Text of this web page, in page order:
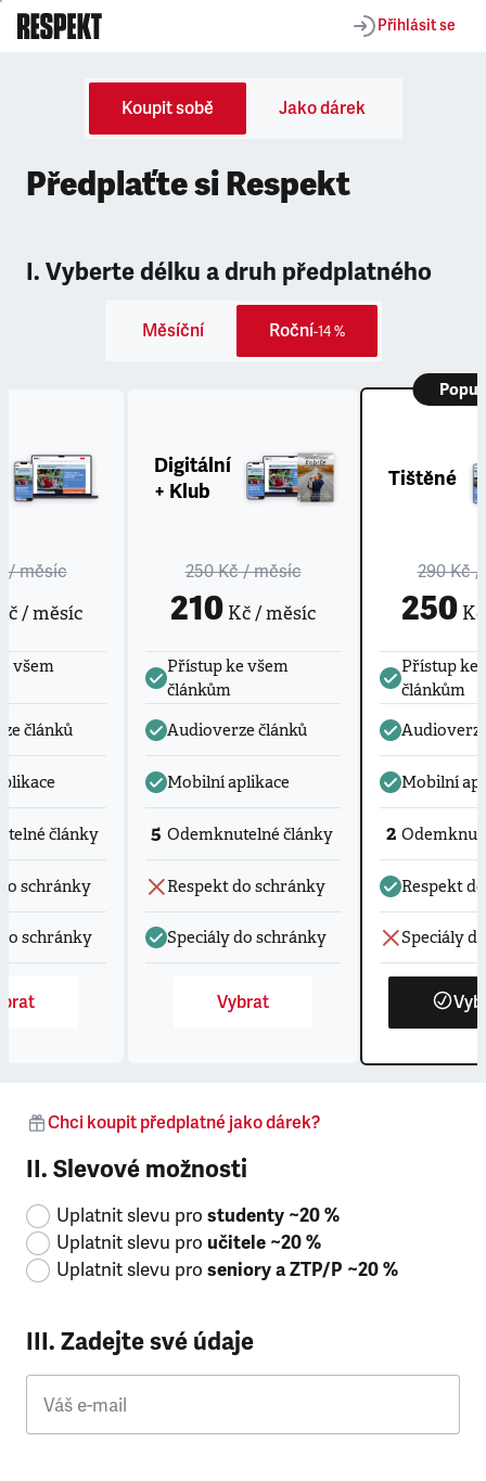
Přihlásit se
Koupit sobě Jako dárek
Předplaťte si Respekt
I. Vyberte délku a druh předplatného
Měsíční Roční-14 %
/ měsíc
/ měsíc
všem
článků
články
schránky
schránky
Digitální
+ Klub
250 Kč/ měsíc
210 Kč / měsíc
Přístup ke všem
článkům
Audioverze článků
Mobilní aplikace
5 Odemknutelné články
Respekt do schránky
Speciály do schránky
Vybrat
Tištěné
290 Kč/
250Kč
Přístup ke
článkům
Mobilní
2
Respekt
Speciály
Chci koupit předplatné jako dárek?
II. Slevové možnosti
Uplatnit slevu pro studenty ~20 %
Uplatnit slevu pro učitele ~20 %
Uplatnit slevu pro seniory a ZTP/P ~20 %
III. Zadejte své údaje
Váš e-mail